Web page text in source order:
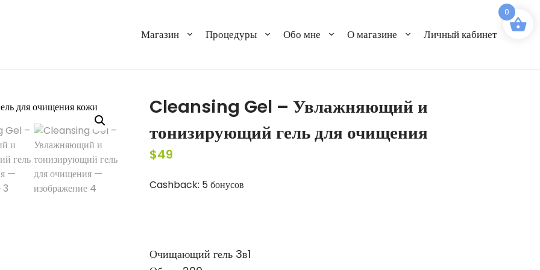
Магазин Процедуры Обо мне О магазине Личный кабинет
Cleansing Gel – Увлажняющий и
тонизирующий гель для очищения
$49
Cashback: 5 бонусов
Очищающий гель 3в1
0